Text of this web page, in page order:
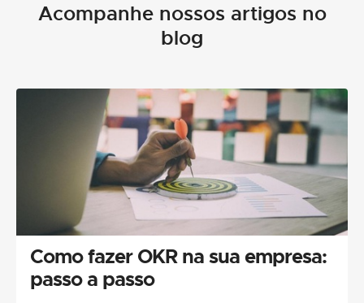
Acompanhe nossos artigos no
blog
Como fazer OKR na sua empresa:
passo a passo